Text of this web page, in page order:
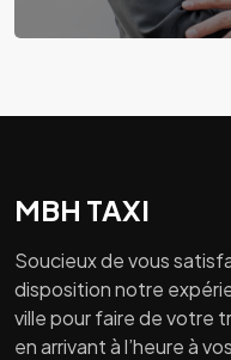
MBH TAXI
Soucieux de vous
disposition notre
ville pour faire de votre
en arrivant à l’heure à